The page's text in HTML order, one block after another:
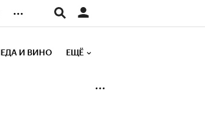
...
ЕДА И ВИНО ЕЩЁ